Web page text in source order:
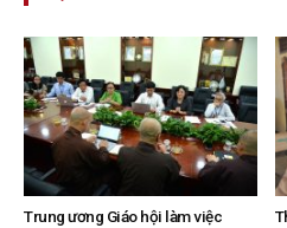
Trung ương Giáo hội làm việc